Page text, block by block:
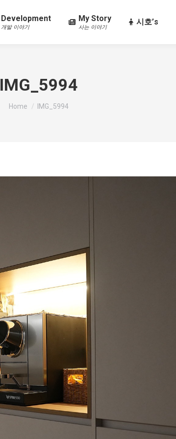
Development
개발 이야기
My Story
사는 이야기
시호’s
IMG_5994
You are here:
Home IMG_5994